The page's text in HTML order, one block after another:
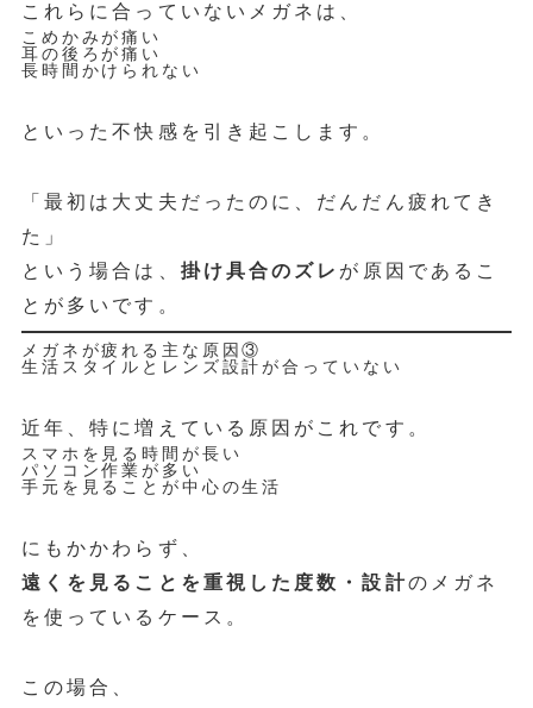
これらに合っていないメガネは、
こめかみが痛い
耳の後ろが痛い
長時間かけられない
といった不快感を引き起こします。
「最初は大丈夫だったのに、だんだん疲れてき
た」
という場合は、 掛け具合のズレ が原因であるこ
とが多いです。
メガネが疲れる主な原因③
生活スタイルとレンズ設計が合っていない
近年、特に増えている原因がこれです。
スマホを見る時間が長い
パソコン作業が多い
手元を見ることが中心の生活
にもかかわらず、
遠くを見ることを重視した度数・設計のメガネ
を使っているケース。
この場合、